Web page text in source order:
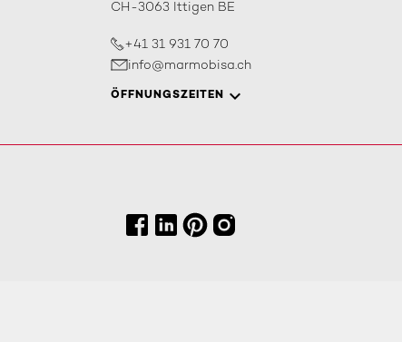
CH-3063 Ittigen BE
+41 31 931 70 70
info@marmobisa.ch
ÖFFNUNGSZEITEN